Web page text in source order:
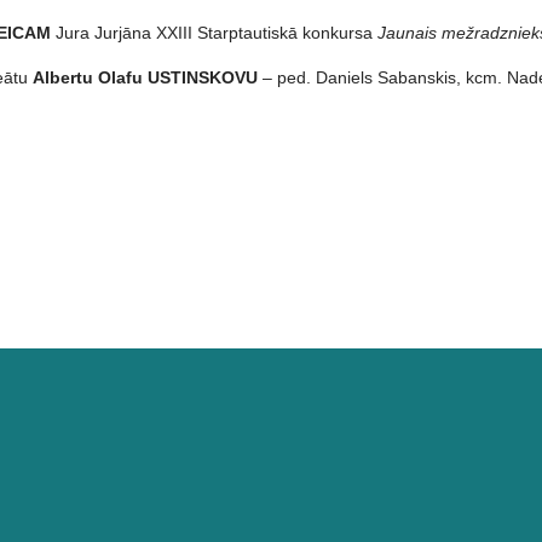
Jura Jurjāna XXIII Starptautiskā konkursa Jaunais
Albertu Olafu USTINSKOVU – ped. Daniels Sabanskis, kcm.